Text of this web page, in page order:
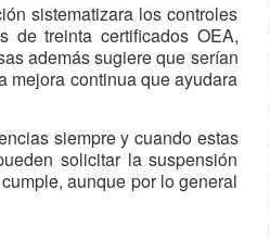
sistematizara los controles
de treinta certificados OEA,
además sugiere que serían
mejora continua que ayudara
siempre y cuando estas
solicitar la suspensión
aunque por lo general